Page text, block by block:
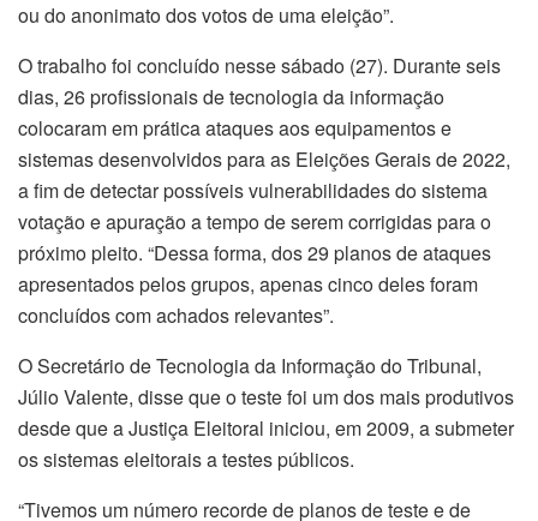
ou do anonimato dos votos de uma eleição”.
O trabalho foi concluído nesse sábado (27). Durante seis
dias, 26 profissionais de tecnologia da informação
colocaram em prática ataques aos equipamentos e
sistemas desenvolvidos para as Eleições Gerais de 2022,
a fim de detectar possíveis vulnerabilidades do sistema
votação e apuração a tempo de serem corrigidas para o
próximo pleito. “Dessa forma, dos 29 planos de ataques
apresentados pelos grupos, apenas cinco deles foram
concluídos com achados relevantes”.
O Secretário de Tecnologia da Informação do Tribunal,
Júlio Valente, disse que o teste foi um dos mais produtivos
desde que a Justiça Eleitoral iniciou, em 2009, a submeter
os sistemas eleitorais a testes públicos.
“Tivemos um número recorde de planos de teste e de